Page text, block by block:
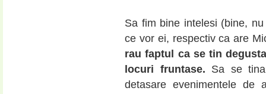
Sa fim bine intelesi (bine,
ce vor ei, respectiv ca are
rau faptul ca se tin
locuri fruntase. Sa se
detasare evenimentele de